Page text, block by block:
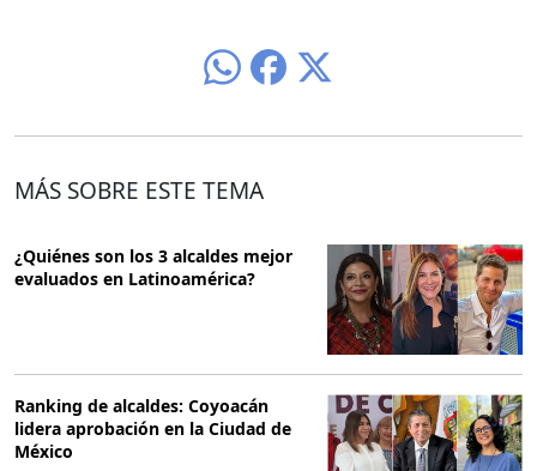
MÁS SOBRE ESTE TEMA
¿Quiénes son los 3 alcaldes mejor
evaluados en Latinoamérica?
Ranking de alcaldes: Coyoacán
lidera aprobación en la Ciudad de
México